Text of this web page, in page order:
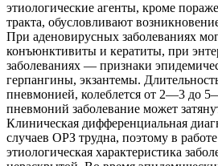
этиологические агенты, кроме
тракта, обусловливают
При аденовирусных заболеваниях
конъюнктивиты и кератиты, при
заболеваниях — признаки
герпангины, экзантемы.
пневмонией, колеблется от 2—3 до
пневмоний заболевание может
Клиническая дифференциальная
случаев ОРЗ трудна, поэтому в
этиологическая характеристика